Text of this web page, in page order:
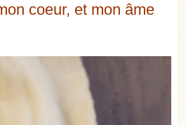
coeur, et mon âme